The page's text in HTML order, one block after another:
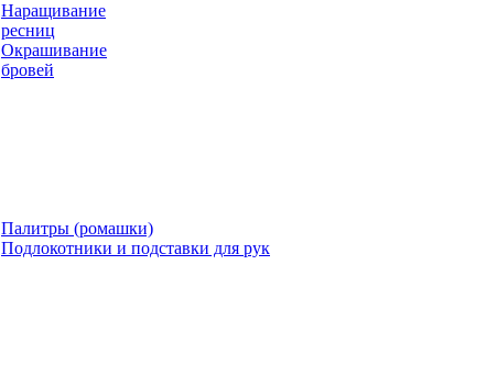
Наращивание
ресниц
Окрашивание
бровей
Палитры (ромашки)
Подлокотники и подставки для рук